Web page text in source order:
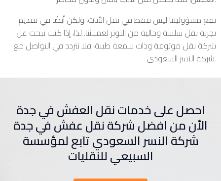
تقع مسؤوليتنا ليس فقط في نقل الأثاث، ولكن أيضًا في تقديم
تجربة نقل سلسة وخالية من التوتر لعملائنا. لذا، إذا كنت تبحث عن
شركة نقل موثوقة وذات سمعة طيبة، فلا تتردد في التواصل مع
شركة النسر السعودي.
احصل على خدمات نقل العفش في جدة
الأن من افضل شركة نقل عفش في جدة
شركة النسر السعودي تابع لمؤسسة
السبيعي للنقليات